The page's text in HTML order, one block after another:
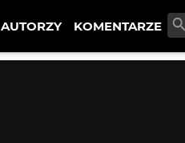
AUTORZY KOMENTARZE